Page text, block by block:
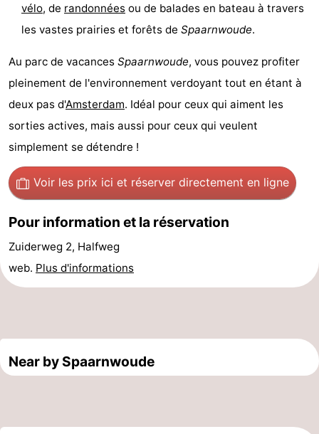
Coffeeshops
homosexuelle
Quartier
rouge
Histoire
de
diamant
Places
dans
le
centre
Parcs
et
jardins
Parties
de
Environs
du
Hollande
Sud
Pratiques
Transports
vélo, de randonnées ou de balades en bateau à travers
les vastes prairies et forêts de Spaarnwoude.
Au parc de vacances Spaarnwoude, vous pouvez profiter
pleinement de l'environnement verdoyant tout en étant à
deux pas d'Amsterdam. Idéal pour ceux qui aiment les
sorties actives, mais aussi pour ceux qui veulent
simplement se détendre !
Voir les prix ici et réserver directement en ligne
Pour information et la réservation
Zuiderweg 2, Halfweg
web. Plus d'informations
Near by Spaarnwoude